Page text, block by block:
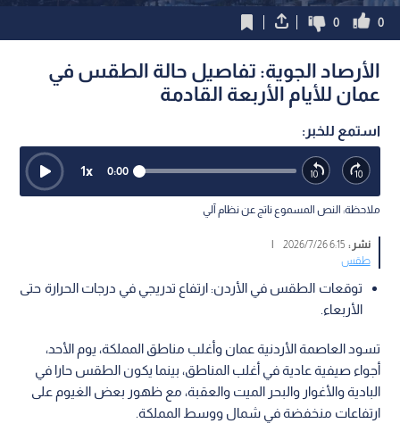
0
0
الأرصاد الجوية: تفاصيل حالة الطقس في
عمان للأيام الأربعة القادمة
استمع للخبر:
0:00
1x
ملاحظة: النص المسموع ناتج عن نظام آلي
نشر :6:15 2026/7/26
|
طقس
توقعات الطقس في الأردن: ارتفاع تدريجي في درجات الحرارة حتى
الأربعاء.
تسود العاصمة الأردنية عمان وأغلب مناطق المملكة، يوم الأحد،
أجواء صيفية عادية في أغلب المناطق، بينما يكون الطقس حارا في
البادية والأغوار والبحر الميت والعقبة، مع ظهور بعض الغيوم على
ارتفاعات منخفضة في شمال ووسط المملكة.